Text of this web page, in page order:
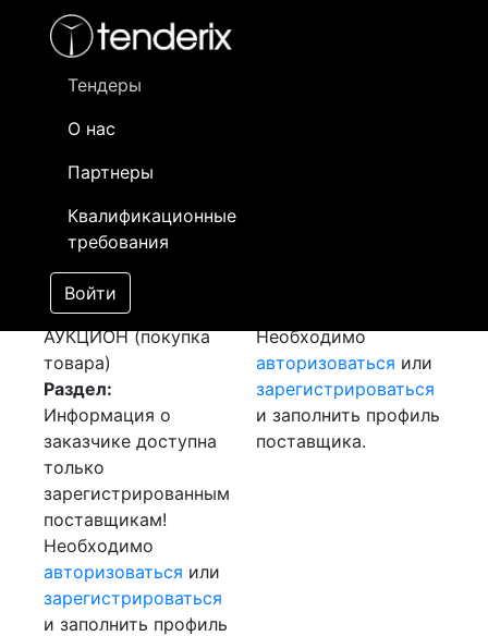
Тендеры
О нас
Партнеры
Квалификационные
требования
Войти
- активный лот
- сохраненный лот (не опубликован)
Закупка
Трансформаторного
Масло
Победитель выбран
Лот №:158
АУКЦИОН (покупка
товара)
Раздел:
Информация о
заказчике доступна
только
зарегистрированным
поставщикам!
Необходимо
авторизоваться или
зарегистрироваться
и заполнить профиль
Необходимо
авторизоваться или
зарегистрироваться
и заполнить профиль
поставщика.